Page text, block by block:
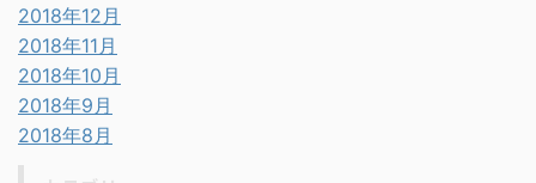
2018年12月
2018年11月
2018年10月
2018年9月
2018年8月